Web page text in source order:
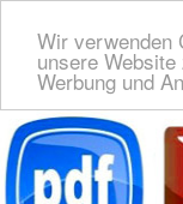
Wir verwenden
unsere
Werbung und
Deutsche